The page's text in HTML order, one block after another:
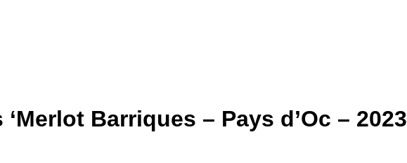
Barriques – Pays d’Oc – 2023